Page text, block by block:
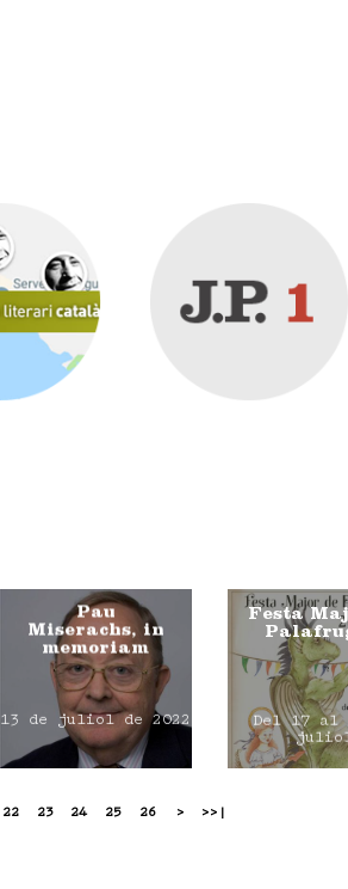
Pau
Miserachs, in
memoriam
13 de juliol de 2022
Festa
Del 17 al
22 23 24 25 26 > >>|